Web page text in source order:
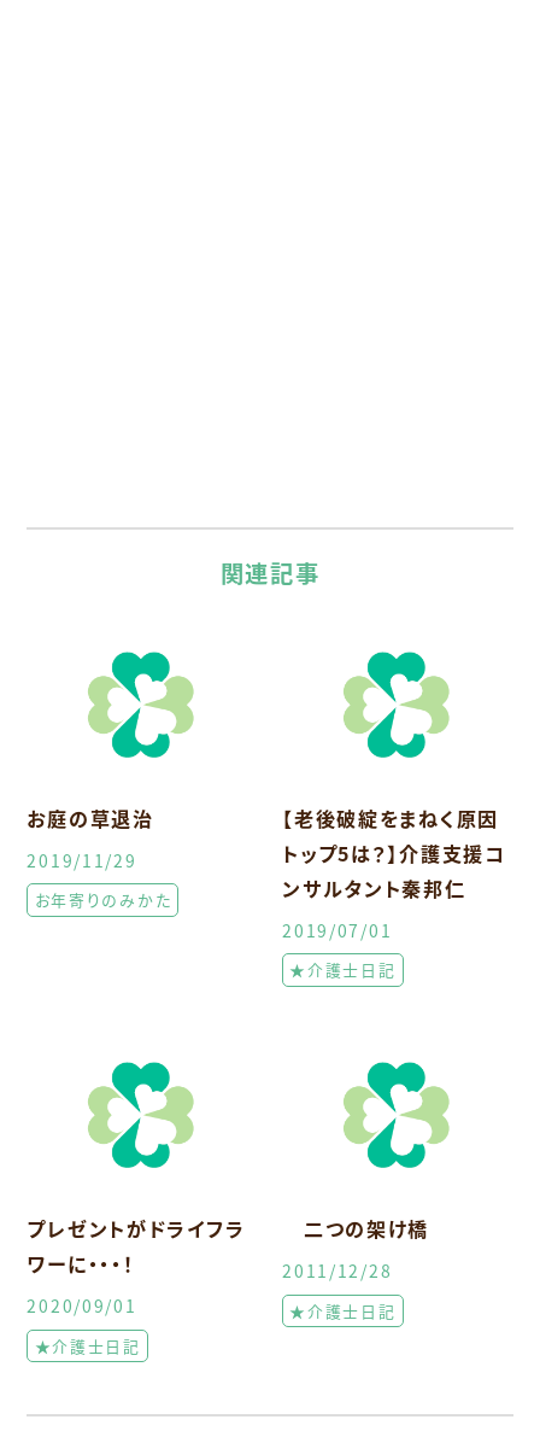
関連記事
お庭の草退治
2019/11/29
お年寄りのみかた
【老後破綻をまねく原因
トップ5は？】介護支援コ
ンサルタント秦邦仁
2019/07/01
★介護士日記
プレゼントがドライフラ
ワーに・・・！
2020/09/01
★介護士日記
二つの架け橋
2011/12/28
★介護士日記